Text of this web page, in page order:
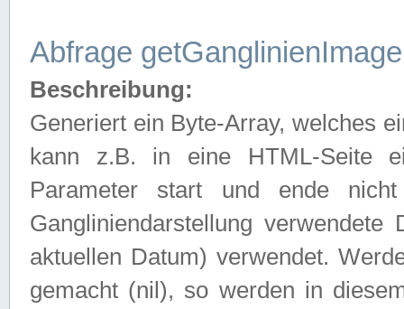
Abfrage getGanglinienImage
Beschreibung:
Generiert ein Byte-Array, welches
kann z.B. in eine HTML-Seite
Parameter start und ende
Gangliniendarstellung
aktuellen Datum) verwendet.
gemacht (nil), so werden in